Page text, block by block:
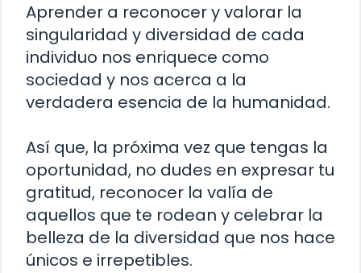
Aprender a reconocer y valorar la
singularidad y diversidad de cada
individuo nos enriquece como
sociedad y nos acerca a la
verdadera esencia de la humanidad.
Así que, la próxima vez que tengas la
oportunidad, no dudes en expresar tu
gratitud, reconocer la valía de
aquellos que te rodean y celebrar la
belleza de la diversidad que nos hace
únicos e irrepetibles.